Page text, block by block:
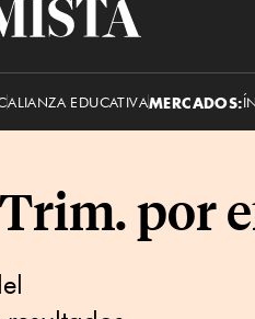
ALIANZA EDUCATIVAMERCADOS:
por